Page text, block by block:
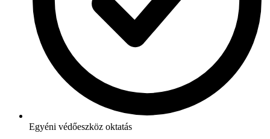
Egyéni védőeszköz oktatás